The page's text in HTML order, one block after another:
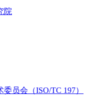
院
员会（ISO/TC 197）